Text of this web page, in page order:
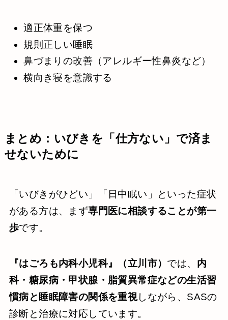
適正体重を保つ
規則正しい睡眠
鼻づまりの改善（アレルギー性鼻炎など）
横向き寝を意識する
まとめ：いびきを「仕方ない」で済ま
せないために
「いびきがひどい」「日中眠い」といった症状
がある方は、まず専門医に相談することが第一
歩です。
『はごろも内科小児科』（立川市） では、 内
科・糖尿病・甲状腺・脂質異常症などの生活習
慣病と睡眠障害の関係を重視しながら、SASの
診断と治療に対応しています。